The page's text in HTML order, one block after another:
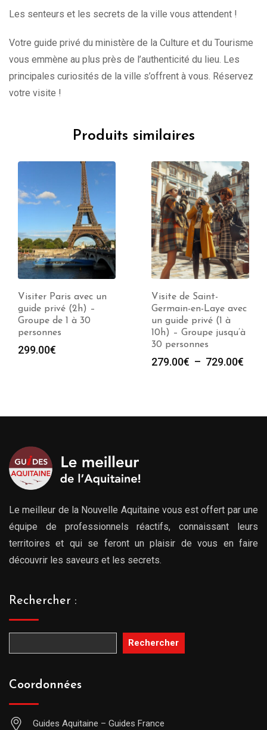
Les senteurs et les secrets de la ville vous attendent !
Votre guide privé du ministère de la Culture et du Tourisme
vous emmène au plus près de l’authenticité du lieu. Les
principales curiosités de la ville s’offrent à vous. Réservez
votre visite !
Produits similaires
Visite de Saint-
Germain-en-Laye avec
un guide privé (1 à
10h) – Groupe jusqu’à
30 personnes
à
Visiter Saint-Germain-
en-Laye avec un guide
privé (2h) – Groupe
de 1 à 30 personnes
299.00€
Le meilleur de la Nouvelle Aquitaine vous est offert par une
équipe de professionnels réactifs, connaissant leurs
territoires et qui se feront un plaisir de vous en faire
découvrir les saveurs et les secrets.
Rechercher :
Rechercher
Coordonnées
Guides Aquitaine – Guides France